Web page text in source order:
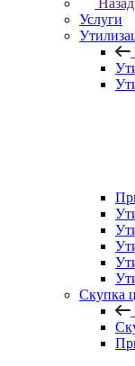
Назад
Услуги
Скупка